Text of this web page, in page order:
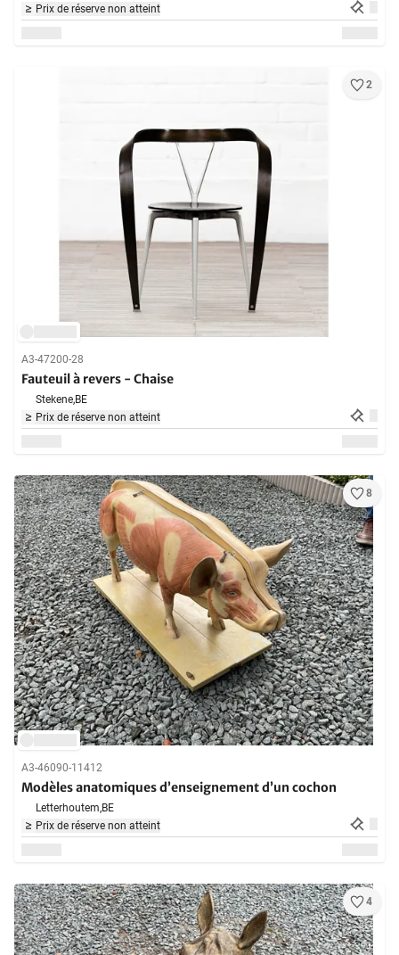
Prix de réserve non atteint
2
A3-47200-28
Fauteuil à revers - Chaise
Stekene,BE
Prix de réserve non atteint
8
A3-46090-11412
Modèles anatomiques d’enseignement d’un cochon
Letterhoutem,BE
Prix de réserve non atteint
4